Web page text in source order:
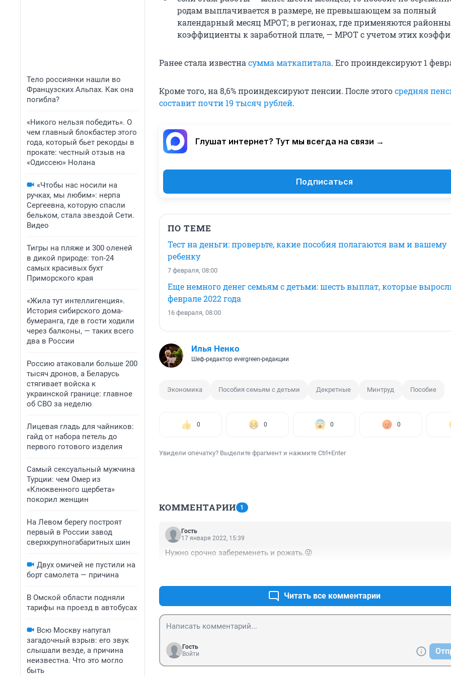
Тело россиянки нашли во
Французских Альпах. Как она
погибла?
«Никого нельзя победить». О
чем главный блокбастер этого
года, который бьет рекорды в
прокате: честный отзыв на
«Одиссею» Нолана
«Чтобы нас носили на
ручках, мы любим»: нерпа
Сергеевна, которую спасли
бельком, стала звездой Сети.
Видео
Тигры на пляже и 300 оленей
в дикой природе: топ-24
самых красивых бухт
Приморского края
«Жила тут интеллигенция».
История сибирского дома-
бумеранга, где в гости ходили
через балконы, — таких всего
два в России
Россию атаковали больше 200
тысяч дронов, а Беларусь
стягивает войска к
украинской границе: главное
об СВО за неделю
Лицевая гладь для чайников:
гайд от набора петель до
первого готового изделия
Самый сексуальный мужчина
Турции: чем Омер из
«Клюквенного щербета»
покорил женщин
На Левом берегу построят
первый в России завод
сверхкрупногабаритных шин
Двух омичей не пустили на
борт самолета — причина
В Омской области подняли
тарифы на проезд в автобусах
Всю Москву напугал
загадочный взрыв: его звук
слышали везде, а причина
неизвестна. Что это могло
быть
родам выплачивается в размере, не превышающем за полный
календарный месяц МРОТ; в регионах, где применяются
коэффициенты к заработной плате, — МРОТ с учетом этих
Ранее стала известна сумма маткапитала. Его проиндексируют 1
Кроме того, на 8,6% проиндексируют пенсии. После этогосредняя
составит почти 19 тысяч рублей.
Глушат интернет? Тут мы всегда на связи →
Подписаться
ПО ТЕМЕ
Тест на деньги: проверьте, какие пособия полагаются вам и вашему
ребенку
7 февраля, 08:00
Еще немного денег семьям с детьми: шесть выплат, которые
феврале 2022 года
16 февраля, 08:00
Илья Ненко
Шеф-редактор evergreen-редакции
Экономика Пособия семьям с детьми Декретные Минтруд Пособие
0 0 0 0
Увидели опечатку? Выделите фрагмент и нажмите Ctrl+Enter
КОММЕНТАРИИ 1
Гость
17 января 2022, 15:39
Нужно срочно забеременеть и рожать.😜
Читать все комментарии
Гость
Войти